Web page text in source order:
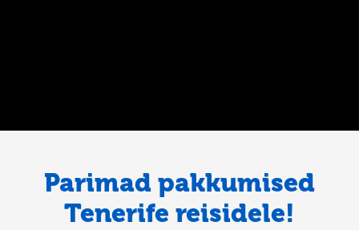
Parimad pakkumised
Tenerife reisidele!